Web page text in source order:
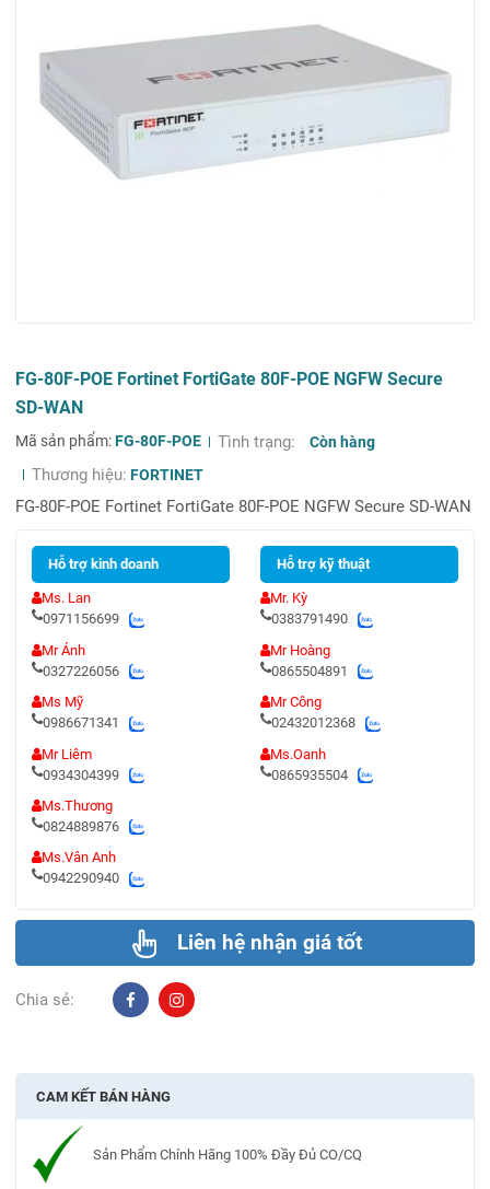
FG-80F-POE Fortinet FortiGate 80F-POE NGFW Secure
SD-WAN
Mã sản phẩm:FG-80F-POE Tình trạng: Còn hàng
Thương hiệu: FORTINET
FG-80F-POE Fortinet FortiGate 80F-POE NGFW Secure SD-WAN
Hỗ trợ kinh doanh
Ms. Lan
0971156699
Mr Ánh
0327226056
Ms Mỹ
0986671341
Mr Liêm
0934304399
Ms.Thương
0824889876
Ms.Vân Anh
0942290940
Hỗ trợ kỹ thuật
Mr. Kỳ
0383791490
Mr Hoàng
0865504891
Mr Công
02432012368
Ms.Oanh
0865935504
Liên hệ nhận giá tốt
Chia sẻ:
CAM KẾT BÁN HÀNG
Sản Phẩm Chính Hãng 100% Đầy Đủ CO/CQ